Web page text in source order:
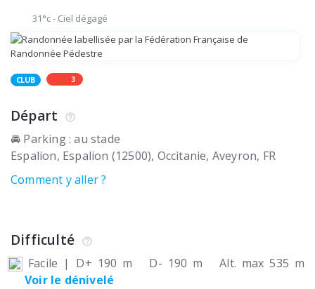
31°c- Ciel dégagé
CLUB 3
Départ
🚘 Parking : au stade
Espalion Espalion (12500) Occitanie, Aveyron FR
Comment y aller ?
Difficulté
Facile | D+ 190 m D- 190 m
Alt. max 535 m
Voir le dénivelé